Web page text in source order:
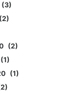
3
2
2
1
1
2